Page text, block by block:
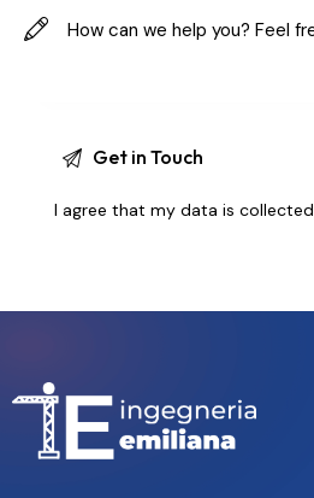
I agree that my data iscollected